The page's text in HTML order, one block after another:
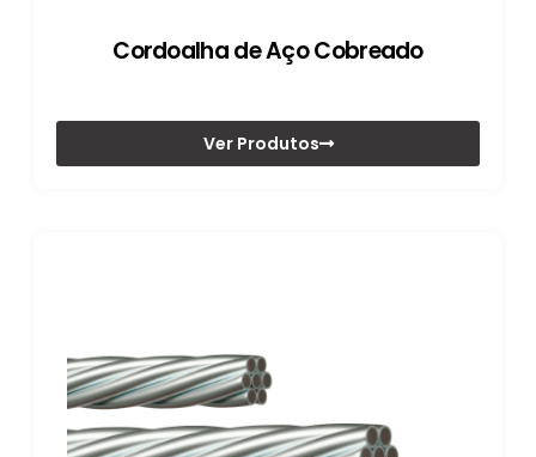
Cordoalha de Aço Cobreado
Ver Produtos